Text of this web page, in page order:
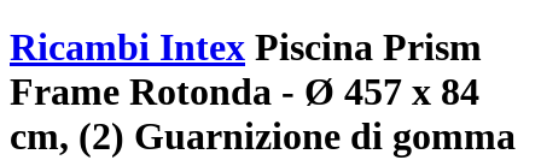
Ricambi Intex Piscina Prism
Frame Rotonda - Ø 457 x 84
cm, (2) Guarnizione di gomma